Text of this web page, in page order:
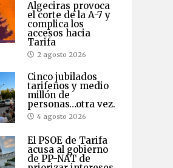
Algeciras provoca
el corte de la A-7 y
complica los
accesos hacia
Tarifa
2 agosto 2026
Cinco jubilados
tarifeños y medio
millón de
personas…otra vez.
4 agosto 2026
El PSOE de Tarifa
acusa al gobierno
de PP-NAT de